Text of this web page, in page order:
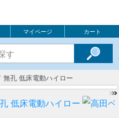
マイページ カート
無孔 低床電動ハイロー